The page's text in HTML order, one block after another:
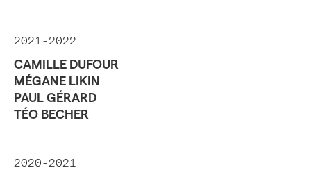
2021-2022
CAMILLE DUFOUR
MÉGANE LIKIN
PAUL GÉRARD
TÉO BECHER
2020-2021